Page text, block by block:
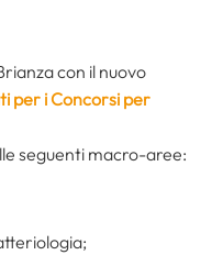
con il nuovo
per i Concorsi per
seguenti macro-aree: